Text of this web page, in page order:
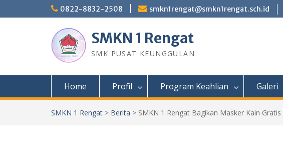
to
0822-8832-2508 smkn1rengat@smkn1rengat.sch.id
SMKN 1 Rengat
SMK PUSAT KEUNGGULAN
Home Profil Program Keahlian Galeri
SMKN 1 Rengat > Berita > SMKN 1 Rengat Bagikan Masker Kain